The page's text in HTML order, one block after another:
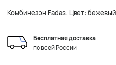
Комбинезон Fadas. Цвет: бежевый.
Бесплатная доставка
по всей России